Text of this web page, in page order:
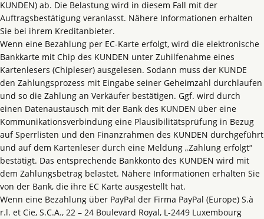
KUNDEN) ab. Die Belastung wird in diesem Fall mit der
Auftragsbestätigung veranlasst. Nähere Informationen erhalten
Sie bei ihrem Kreditanbieter.
Wenn eine Bezahlung per EC-Karte erfolgt, wird die elektronische
Bankkarte mit Chip des KUNDEN unter Zuhilfenahme eines
Kartenlesers (Chipleser) ausgelesen. Sodann muss der KUNDE
den Zahlungsprozess mit Eingabe seiner Geheimzahl durchlaufen
und so die Zahlung an Verkäufer bestätigen. Ggf. wird durch
einen Datenaustausch mit der Bank des KUNDEN über eine
Kommunikationsverbindung eine Plausibilitätsprüfung in Bezug
auf Sperrlisten und den Finanzrahmen des KUNDEN durchgeführt
und auf dem Kartenleser durch eine Meldung „Zahlung erfolgt“
bestätigt. Das entsprechende Bankkonto des KUNDEN wird mit
dem Zahlungsbetrag belastet. Nähere Informationen erhalten Sie
von der Bank, die ihre EC Karte ausgestellt hat.
Wenn eine Bezahlung über PayPal der Firma PayPal (Europe) S.à
r.l. et Cie, S.C.A., 22 – 24 Boulevard Royal, L-2449 Luxembourg